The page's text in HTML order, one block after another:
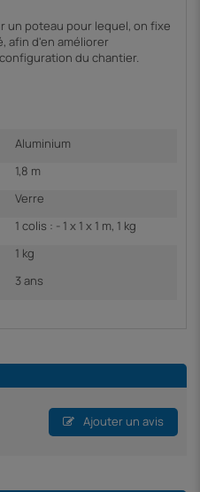
un poteau pour lequel, on fixe
afin d'en améliorer
du chantier.
Aluminium
1,8 m
Verre
1 colis : - 1 x 1 x 1 m, 1 kg
1 kg
3 ans
Ajouter un avis